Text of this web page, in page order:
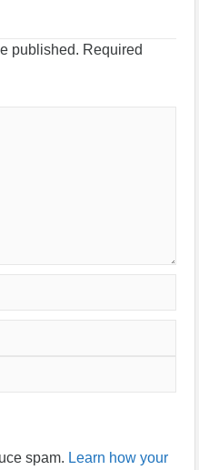
published. Required
spam. Learn how your